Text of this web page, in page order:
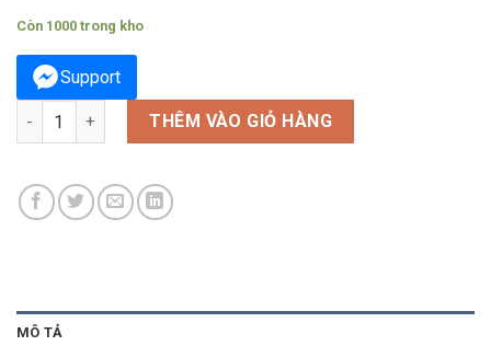
Còn 1000 trong kho
Support
TOSHIBA PROTEGE R30-A số lượng
THÊM VÀO GIỎ HÀNG
MÔ TẢ